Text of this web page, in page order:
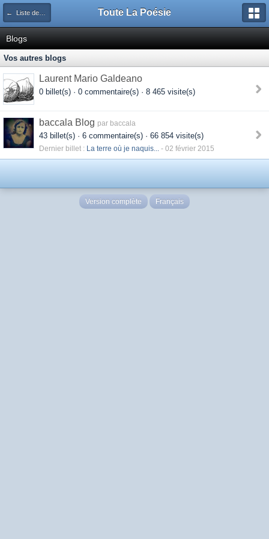
← Liste des blogs Toute La Poésie
Blogs
Vos autres blogs
Laurent Mario Galdeano
0 billet(s) · 0 commentaire(s) · 8 465 visite(s)
baccala Blog par baccala
43 billet(s) · 6 commentaire(s) · 66 854 visite(s)
Dernier billet : La terre où je naquis... - 02 février 2015
Version complète Français